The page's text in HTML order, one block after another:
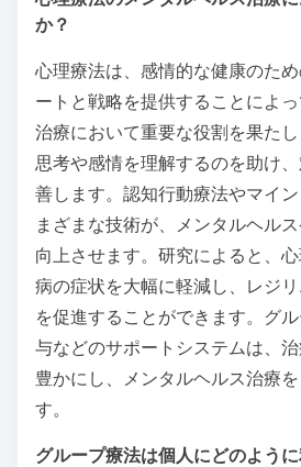
か？
心理療法は、感情的な健康のた
ートと戦略を提供することによ
治療において重要な役割を果た
思考や感情を理解するのを助け
善します。認知行動療法やマイ
まざまな技術が、メンタルヘル
向上させます。研究によると、
病の症状を大幅に軽減し、レジ
を促進することができます。グ
与などのサポートシステムは、
豊かにし、メンタルヘルス治療
す。
グループ療法は個人にどのよう